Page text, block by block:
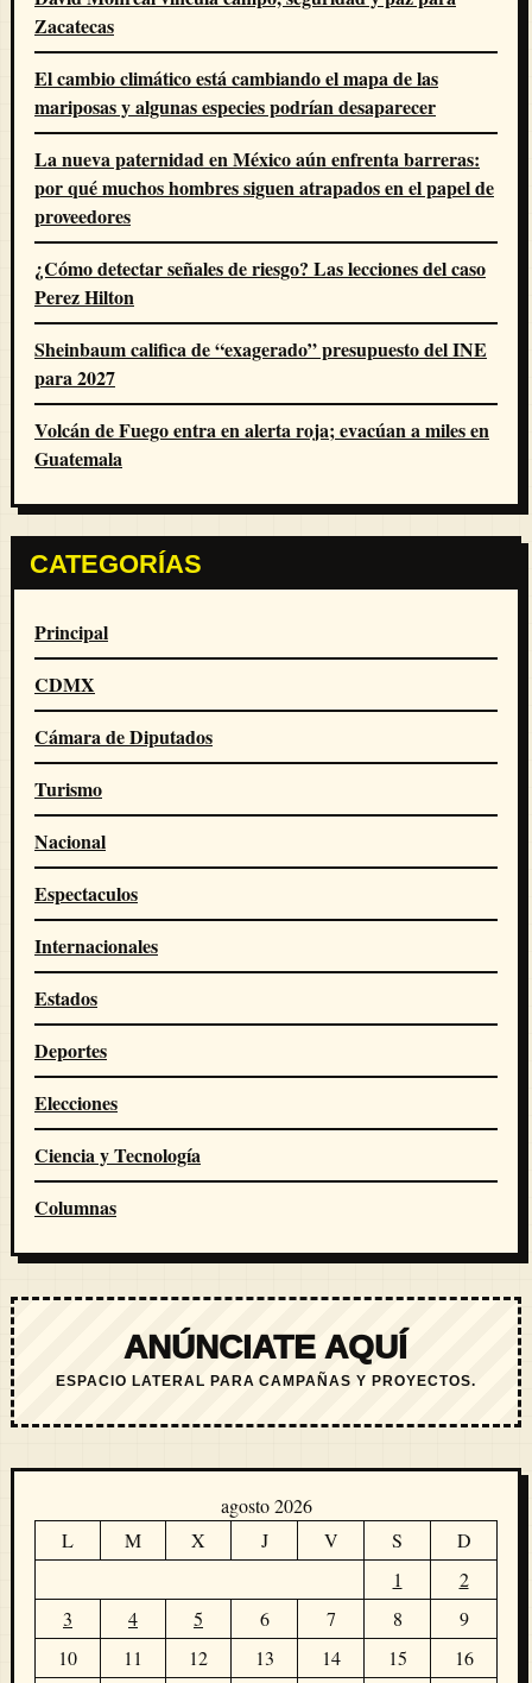
Zacatecas
El cambio climático está cambiando el mapa de las
mariposas y algunas especies podrían desaparecer
La nueva paternidad en México aún enfrenta barreras:
por qué muchos hombres siguen atrapados en el papel de
proveedores
¿Cómo detectar señales de riesgo? Las lecciones del caso
Perez Hilton
Sheinbaum califica de “exagerado” presupuesto del INE
para 2027
Volcán de Fuego entra en alerta roja; evacúan a miles en
Guatemala
CATEGORÍAS
Principal
CDMX
Cámara de Diputados
Turismo
Nacional
Espectaculos
Internacionales
Estados
Deportes
Elecciones
Ciencia y Tecnología
Columnas
ANÚNCIATE AQUÍ
ESPACIO LATERAL PARA CAMPAÑAS Y PROYECTOS.
agosto 2026
L
M X J V S
D
1
2
3
4 5 6 7 8
9
10
11 12 13 14 15
16